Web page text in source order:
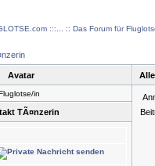
:::... :: Das Forum für
Avatar
in
TÃ¤nzerin